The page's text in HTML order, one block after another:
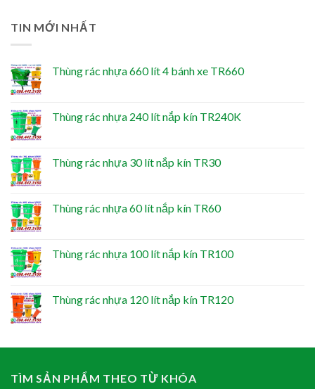
TIN MỚI NHẤT
Thùng rác nhựa 660 lít 4 bánh xe TR660
Thùng rác nhựa 240 lít nắp kín TR240K
Thùng rác nhựa 30 lít nắp kín TR30
Thùng rác nhựa 60 lít nắp kín TR60
Thùng rác nhựa 100 lít nắp kín TR100
Thùng rác nhựa 120 lít nắp kín TR120
TÌM SẢN PHẨM THEO TỪ KHÓA